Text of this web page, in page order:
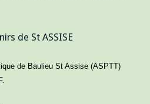
de Baulieu St Assise (ASPTT)